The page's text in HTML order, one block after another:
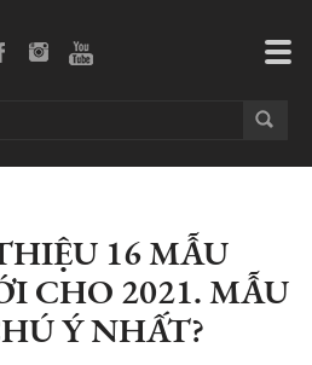
16 MẪU
CHO 2021. MẪU
Ý NHẤT?